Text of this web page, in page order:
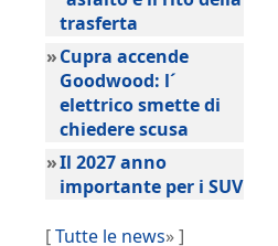
trasferta
»Cupra accende
Goodwood: l´
elettrico smette di
chiedere scusa
»Il 2027 anno
importante per i SUV
[Tutte le news» ]